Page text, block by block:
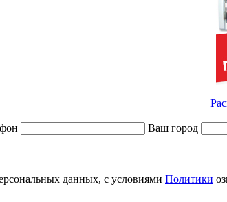
Ваш город
данных, с условиями Политики